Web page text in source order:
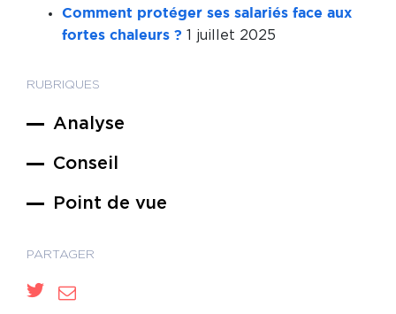
Comment protéger ses salariés face aux
fortes chaleurs ? 1 juillet 2025
RUBRIQUES
Analyse
Conseil
Point de vue
PARTAGER